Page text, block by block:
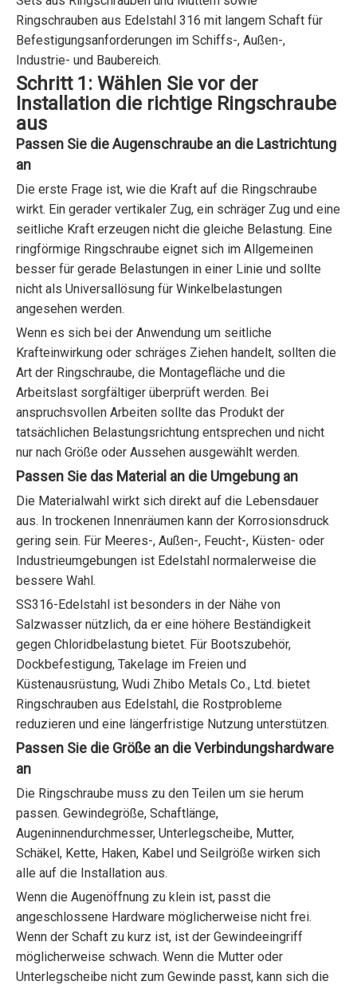
Ringschrauben aus Edelstahl 316 mit langem Schaft für
Befestigungsanforderungen im Schiffs-, Außen-,
Industrie- und Baubereich.
Schritt 1: Wählen Sie vor der
Installation die richtige Ringschraube
aus
Passen Sie die Augenschraube an die Lastrichtung
an
Die erste Frage ist, wie die Kraft auf die Ringschraube
wirkt. Ein gerader vertikaler Zug, ein schräger Zug und eine
seitliche Kraft erzeugen nicht die gleiche Belastung. Eine
ringförmige Ringschraube eignet sich im Allgemeinen
besser für gerade Belastungen in einer Linie und sollte
nicht als Universallösung für Winkelbelastungen
angesehen werden.
Wenn es sich bei der Anwendung um seitliche
Krafteinwirkung oder schräges Ziehen handelt, sollten die
Art der Ringschraube, die Montagefläche und die
Arbeitslast sorgfältiger überprüft werden. Bei
anspruchsvollen Arbeiten sollte das Produkt der
tatsächlichen Belastungsrichtung entsprechen und nicht
nur nach Größe oder Aussehen ausgewählt werden.
Passen Sie das Material an die Umgebung an
Die Materialwahl wirkt sich direkt auf die Lebensdauer
aus. In trockenen Innenräumen kann der Korrosionsdruck
gering sein. Für Meeres-, Außen-, Feucht-, Küsten- oder
Industrieumgebungen ist Edelstahl normalerweise die
bessere Wahl.
SS316-Edelstahl ist besonders in der Nähe von
Salzwasser nützlich, da er eine höhere Beständigkeit
gegen Chloridbelastung bietet. Für Bootszubehör,
Dockbefestigung, Takelage im Freien und
Küstenausrüstung, Wudi Zhibo Metals Co., Ltd. bietet
Ringschrauben aus Edelstahl, die Rostprobleme
reduzieren und eine längerfristige Nutzung unterstützen.
Passen Sie die Größe an die Verbindungshardware
an
Die Ringschraube muss zu den Teilen um sie herum
passen. Gewindegröße, Schaftlänge,
Augeninnendurchmesser, Unterlegscheibe, Mutter,
Schäkel, Kette, Haken, Kabel und Seilgröße wirken sich
alle auf die Installation aus.
Wenn die Augenöffnung zu klein ist, passt die
angeschlossene Hardware möglicherweise nicht frei.
Wenn der Schaft zu kurz ist, ist der Gewindeeingriff
möglicherweise schwach. Wenn die Mutter oder
Unterlegscheibe nicht zum Gewinde passt, kann sich die